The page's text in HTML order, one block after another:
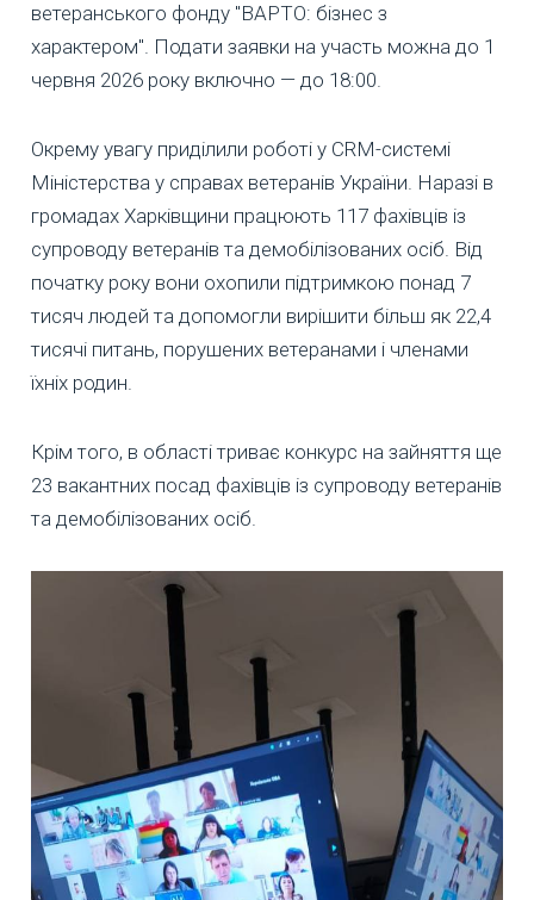
ветеранського фонду "ВАРТО: бізнес з
характером". Подати заявки на участь можна до 1
червня 2026 року включно — до 18:00.
Окрему увагу приділили роботі у CRM-системі
Міністерства у справах ветеранів України. Наразі в
громадах Харківщини працюють 117 фахівців із
супроводу ветеранів та демобілізованих осіб. Від
початку року вони охопили підтримкою понад 7
тисяч людей та допомогли вирішити більш як 22,4
тисячі питань, порушених ветеранами і членами
їхніх родин.
Крім того, в області триває конкурс на зайняття ще
23 вакантних посад фахівців із супроводу ветеранів
та демобілізованих осіб.